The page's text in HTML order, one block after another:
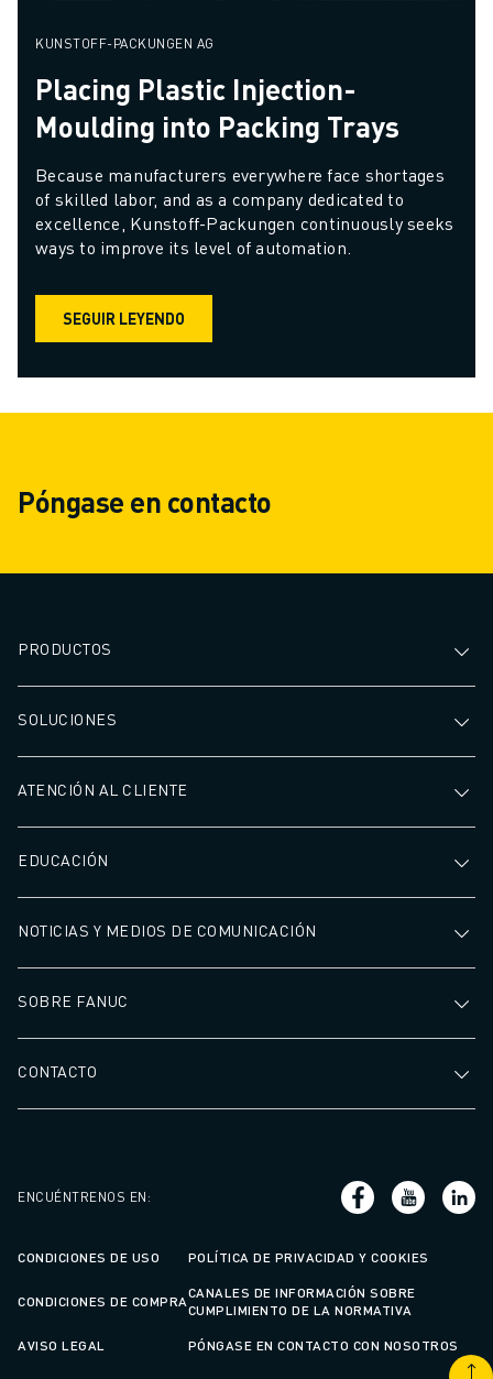
KUNSTOFF-PACKUNGEN AG
Placing Plastic Injection-
Moulding into Packing Trays
Because manufacturers everywhere face shortages
of skilled labor, and as a company dedicated to
excellence, Kunstoff-Packungen continuously seeks
ways to improve its level of automation.
SEGUIR LEYENDO
Póngase en contacto
PRODUCTOS
SOLUCIONES
ATENCIÓN AL CLIENTE
EDUCACIÓN
NOTICIAS Y MEDIOS DE COMUNICACIÓN
SOBRE FANUC
CONTACTO
ENCUÉNTRENOS EN :
CONDICIONES DE USO POLÍTICA DE PRIVACIDAD Y COOKIES
CONDICIONES DE COMPRA
CANALES DE INFORMACIÓN SOBRE
CUMPLIMIENTO DE LA NORMATIVA
AVISO LEGAL PÓNGASE EN CONTACTO CON NOSOTROS